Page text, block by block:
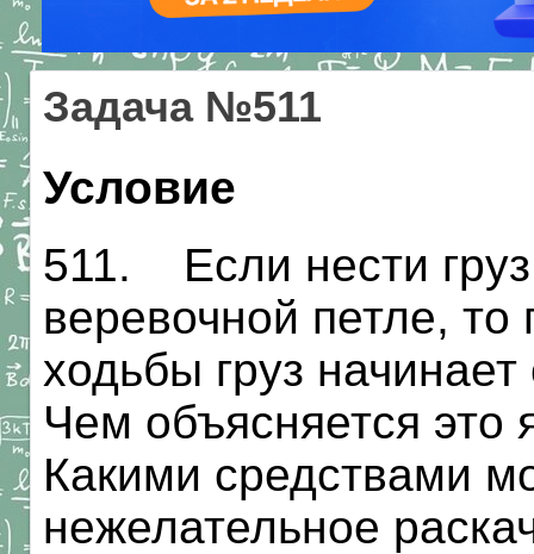
Задача №511
Условие
511. Если нести
веревочной петле,
ходьбы груз
Чем объясняется это
Какими средствами
нежелательное